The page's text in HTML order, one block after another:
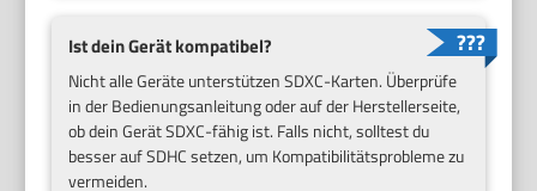
Ist dein Gerät kompatibel?
Nicht alle Geräte unterstützen SDXC-Karten. Überprüfe
in der Bedienungsanleitung oder auf der Herstellerseite,
ob dein Gerät SDXC-fähig ist. Falls nicht, solltest du
besser auf SDHC setzen, um Kompatibilitätsprobleme zu
vermeiden.